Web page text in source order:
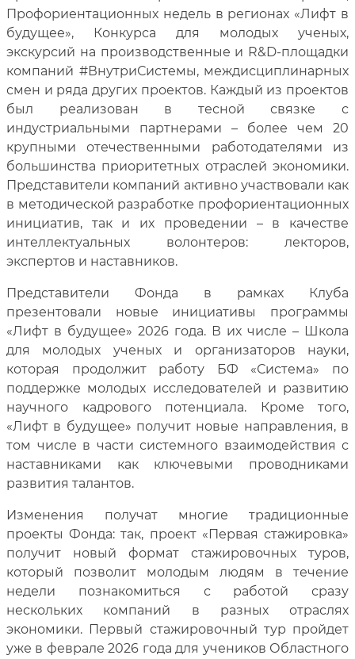
Профориентационных недель в регионах «Лифт в
будущее», Конкурса для молодых ученых,
экскурсий на производственные и R&D-площадки
компаний #ВнутриСистемы, междисциплинарных
смен и ряда других проектов. Каждый из проектов
был реализован в тесной связке с
индустриальными партнерами – более чем 20
крупными отечественными работодателями из
большинства приоритетных отраслей экономики.
Представители компаний активно участвовали как
в методической разработке профориентационных
инициатив, так и их проведении – в качестве
интеллектуальных волонтеров: лекторов,
экспертов и наставников.
Представители Фонда в рамках Клуба
презентовали новые инициативы программы
«Лифт в будущее» 2026 года. В их числе – Школа
для молодых ученых и организаторов науки,
которая продолжит работу БФ «Система» по
поддержке молодых исследователей и развитию
научного кадрового потенциала. Кроме того,
«Лифт в будущее» получит новые направления, в
том числе в части системного взаимодействия с
наставниками как ключевыми проводниками
развития талантов.
Изменения получат многие традиционные
проекты Фонда: так, проект «Первая стажировка»
получит новый формат стажировочных туров,
который позволит молодым людям в течение
недели познакомиться с работой сразу
нескольких компаний в разных отраслях
экономики. Первый стажировочный тур пройдет
уже в феврале 2026 года для учеников Областного